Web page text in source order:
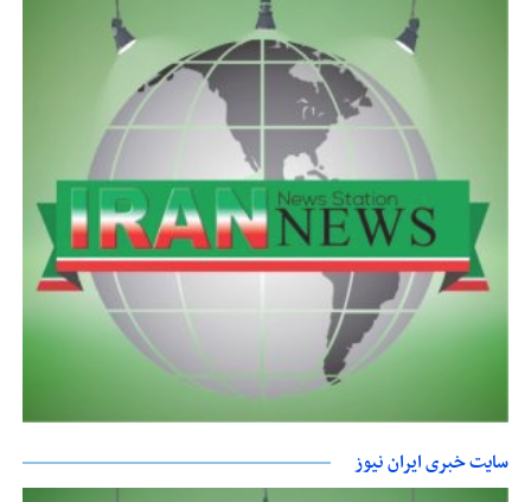
سایت خبری ایران نیوز